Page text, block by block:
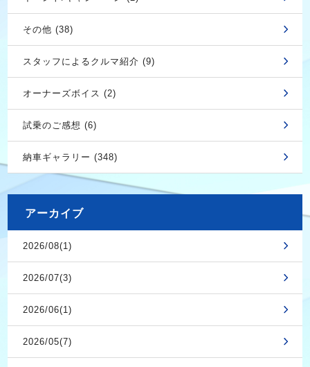
その他 (38)
スタッフによるクルマ紹介 (9)
オーナーズボイス (2)
試乗のご感想 (6)
納車ギャラリー (348)
アーカイブ
2026/08(1)
2026/07(3)
2026/06(1)
2026/05(7)